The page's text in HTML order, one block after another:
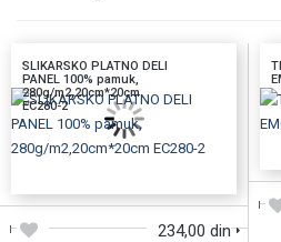
SLIKARSKO PLATNO DELI
PANEL 100% pamuk,
280g/m2,20cm*20cm
EC280-2
234,00 din